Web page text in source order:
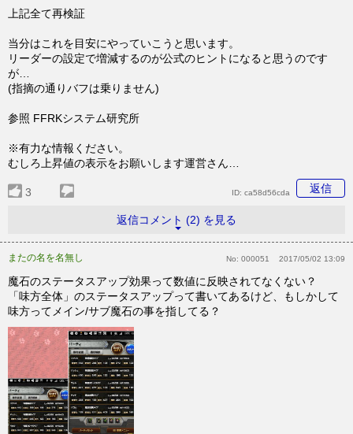
上記全て再検証
当分はこれを目安にやっていこうと思います。
リーダーの設定で増減するのが公式のヒントになると思うのです
が…
(指摘の通りバフは乗りません)
参照 FFRKシステム研究所
※有力な情報ください。
むしろ上昇値の表示をお願いします運営さん…
3 返信
ID: ca58d56cda
返信コメント (2) を見る
またの名を名無し No: 000051 2017/05/02 13:09
魔石のステータスアップ効果って数値に反映されてなくない？
「味方全体」のステータスアップって書いてあるけど、もしかして
味方ってメイン/サブ魔石の事を指してる？